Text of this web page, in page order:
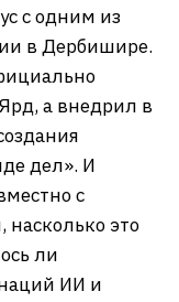
с одним из
в Дербишире.
а внедрил в
дел». И
с
насколько это
ли
ИИ и